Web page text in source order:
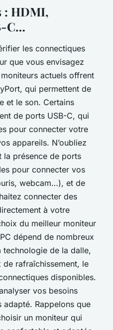
: HDMI,
C…
les connectiques
que vous envisagez
actuels offrent
qui permettent de
et le son. Certains
de ports USB-C, qui
pour connecter votre
appareils. N’oubliez
la présence de ports
pour connecter vos
webcam…), et de
connecter des
à votre
du meilleur moniteur
dépend de nombreux
de la dalle,
de rafraîchissement, le
disponibles.
vos besoins
Rappelons que
un moniteur qui